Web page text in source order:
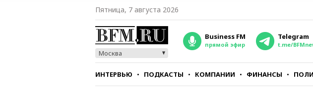
Пятница, 7 августа 2026
Москва
Business FM
прямой эфир
Telegram
t.me/
ИНТЕРВЬЮ ПОДКАСТЫ КОМПАНИИ ФИНАНСЫ